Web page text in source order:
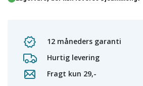
12 måneders garanti
Hurtig levering
Fragt kun 29,-